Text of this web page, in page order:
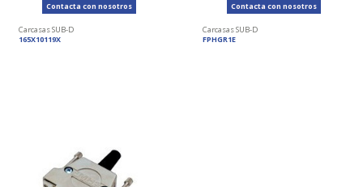
Contacta con nosotros
Carcasas SUB-D
165X10119X
Contacta con nosotros
Carcasas SUB-D
FPHGR1E